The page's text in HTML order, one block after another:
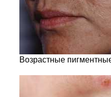
Возрастные